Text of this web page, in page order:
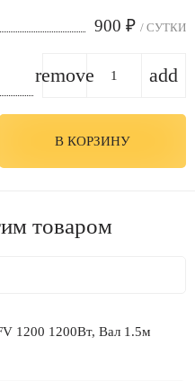
900 ₽ / СУТКИ
remove add
В КОРЗИНУ
товаром
1200 1200Вт, Вал 1.5м